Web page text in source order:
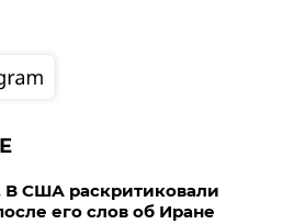
В США раскритиковали
его слов об Иране